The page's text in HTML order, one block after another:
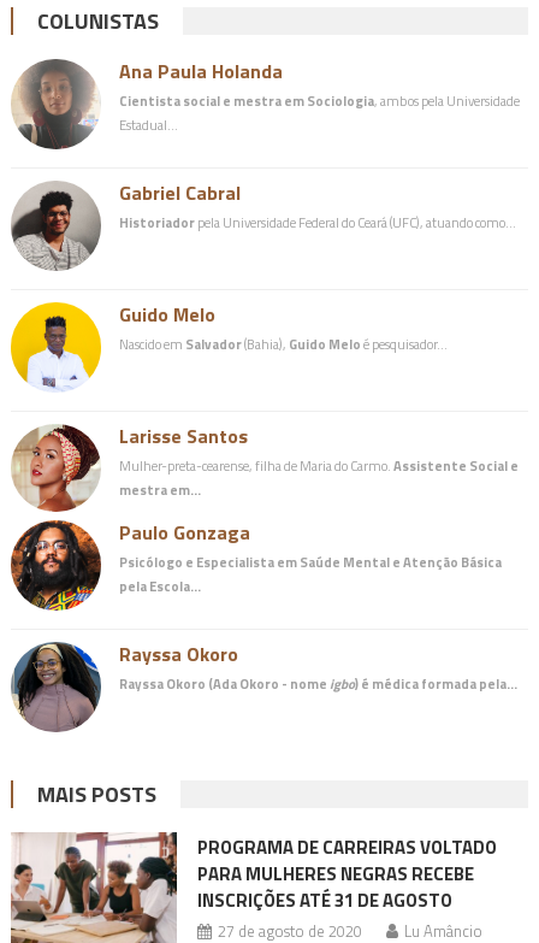
COLUNISTAS
Ana Paula Holanda
Cientista social e mestra em Sociologia, ambos pela Universidade
Estadual…
Gabriel Cabral
Historiadorpela Universidade Federal do Ceará (UFC), atuando como…
Guido Melo
Nascido em Salvador(Bahia), Guido Meloé pesquisador…
Larisse Santos
Mulher-preta-cearense, filha de Maria do Carmo.Assistente Social e
mestra em…
Paulo Gonzaga
Psicólogo e Especialista em Saúde Mental e Atenção Básica
pela Escola…
Rayssa Okoro
Rayssa Okoro (Ada Okoro - nome igbo) é médicaformada pela…
MAIS POSTS
PROGRAMA DE CARREIRAS VOLTADO
PARA MULHERES NEGRAS RECEBE
INSCRIÇÕES ATÉ 31 DE AGOSTO
27 de agosto de 2020 Lu Amâncio